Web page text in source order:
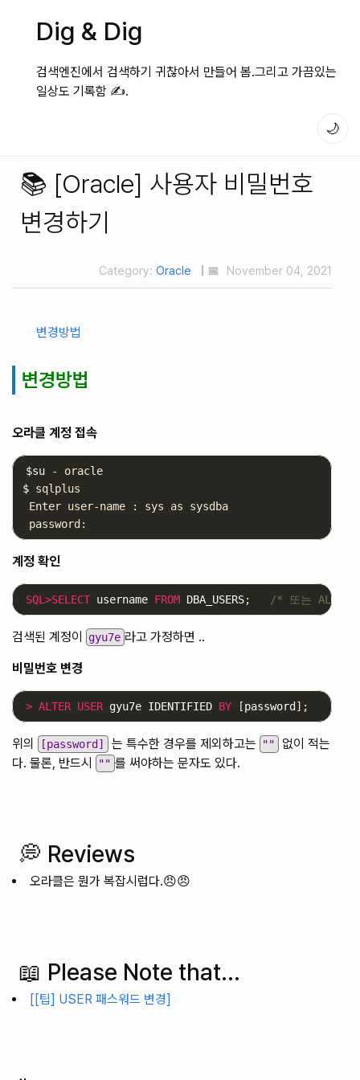
Dig & Dig
검색엔진에서 검색하기 귀찮아서 만들어 봄.그리고 가끔있는
일상도 기록함 ✍️.
🌙
📚 [Oracle] 사용자 비밀번호
변경하기
Category: Oracle | 📅 November 04, 2021
변경방법
변경방법
오라클 계정 접속
$su
$ sqlplus
Enter user-name : sys as sysdba
계정 확인
SQL>SELECT username FROM DBA_USERS; /* 또는
검색된 계정이 gyu7e 라고 가정하면 ..
비밀번호 변경
> ALTER USER gyu7e IDENTIFIED BY [password ];
위의 [password] 는 특수한 경우를 제외하고는 ""
없이 적는
다. 물론, 반드시 "" 를 써야하는 문자도 있다.
💭 Reviews
오라클은 뭔가 복잡시럽다.😠😠
📖 Please Note that...
[[팁] USER 패스워드 변경]